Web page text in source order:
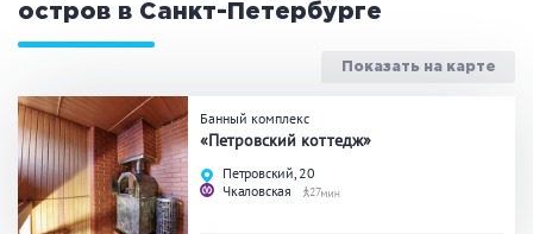
Загородный отдых
Премиум бани
Праздник/Корпоратив
остров в Санкт-Петербурге
Показать на карте
Банный комплекс
«Петровский коттедж»
Петровский, 20
Чкаловская
27